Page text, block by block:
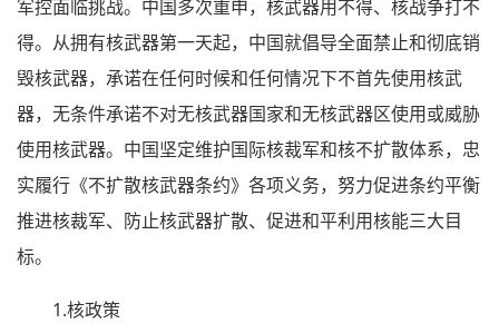
军控面临挑战。中国多次重申，核武器用不得、核战争打不
得。从拥有核武器第一天起，中国就倡导全面禁止和彻底销
毁核武器，承诺在任何时候和任何情况下不首先使用核武
器，无条件承诺不对无核武器国家和无核武器区使用或威胁
使用核武器。中国坚定维护国际核裁军和核不扩散体系，忠
实履行《不扩散核武器条约》各项义务，努力促进条约平衡
推进核裁军、防止核武器扩散、促进和平利用核能三大目
标。
1.核政策